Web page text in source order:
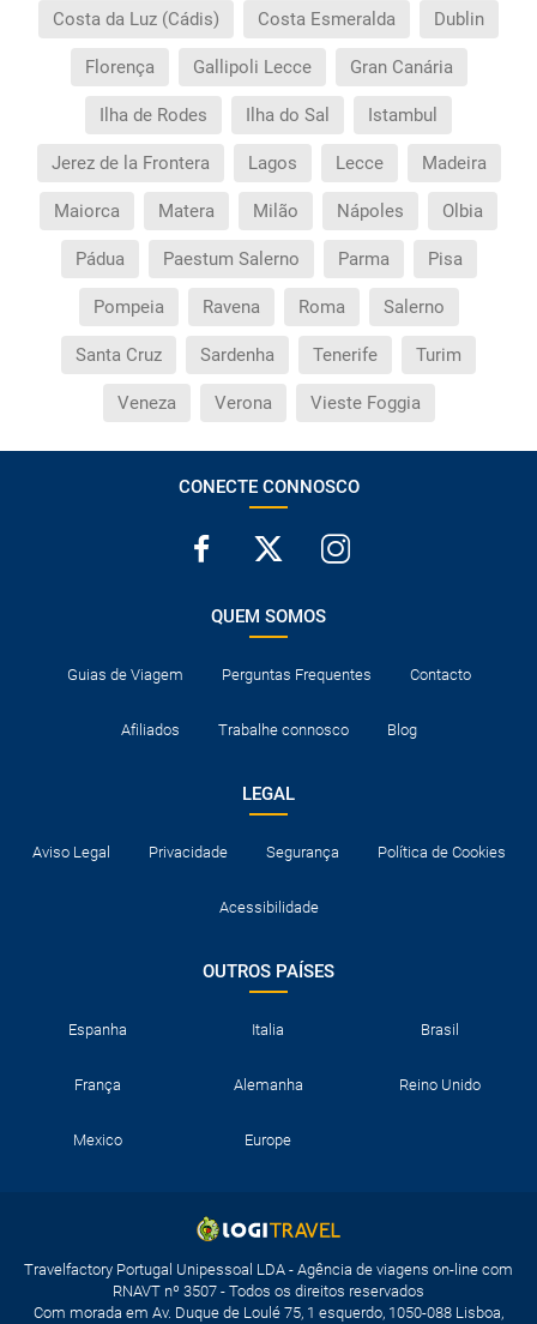
Costa da Luz (Cádis) Costa Esmeralda Dublin
Florença Gallipoli Lecce Gran Canária
Ilha de Rodes Ilha do Sal Istambul
Jerez de la Frontera Lagos Lecce Madeira
Maiorca Matera Milão Nápoles Olbia
Pádua Paestum Salerno Parma Pisa
Pompeia Ravena Roma Salerno
Santa Cruz Sardenha Tenerife Turim
Veneza Verona Vieste Foggia
CONECTE CONNOSCO
QUEM SOMOS
Guias de Viagem Perguntas Frequentes Contacto
Afiliados Trabalhe connosco Blog
LEGAL
Aviso Legal Privacidade Segurança Política de Cookies
Acessibilidade
OUTROS PAÍSES
Espanha Italia Brasil
França Alemanha Reino Unido
Mexico Europe
Travelfactory Portugal Unipessoal LDA - Agência de viagens on-line com
RNAVT nº 3507 - Todos os direitos reservados
Com morada em Av. Duque de Loulé 75, 1 esquerdo, 1050-088 Lisboa,